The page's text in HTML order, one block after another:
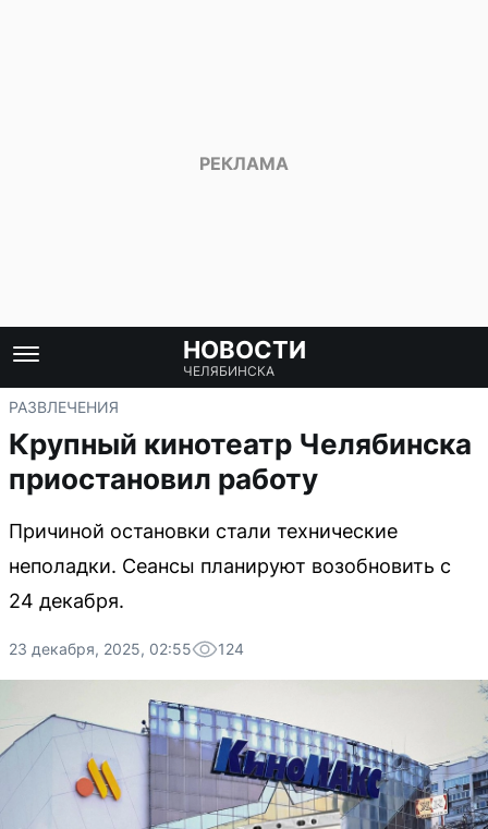
НОВОСТИ
ЧЕЛЯБИНСКА
РАЗВЛЕЧЕНИЯ
Крупный кинотеатр Челябинска
приостановил работу
Причиной остановки стали технические
неполадки. Сеансы планируют возобновить с
24 декабря.
23 декабря, 2025, 02:55 124